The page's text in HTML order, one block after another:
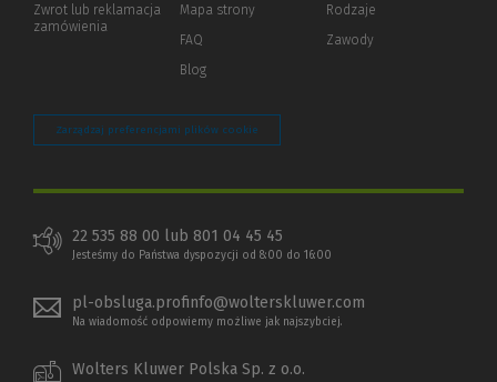
innej
Zwrot lub reklamacja
zamówienia
Mapa strony
FAQ
Blog
Rodzaje
Zawody
Zarządzaj preferencjami plików cookie
22 535 88 00 lub 801 04 45 45
Jesteśmy do Państwa dyspozycji od 8:00 do 16:00
pl-obsluga.profinfo@wolterskluwer.com
Na wiadomość odpowiemy możliwe jak najszybciej.
Wolters Kluwer Polska Sp. z o.o.